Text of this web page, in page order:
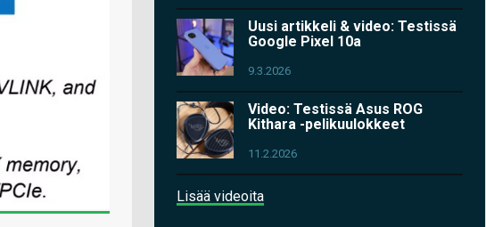
Uusi artikkeli & video: Testissä
Google Pixel 10a
9.3.2026
Video: Testissä Asus ROG
Kithara -pelikuulokkeet
11.2.2026
Lisää videoita